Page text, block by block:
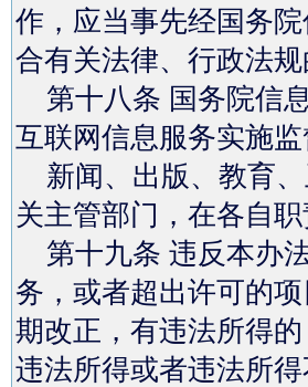
作，应当事先经国务
合有关法律、行政法规
第十八条 国务院信
互联网信息服务实施监
新闻、出版、教育、
关主管部门，在各自
第十九条 违反本办
务，或者超出许可的
期改正，有违法所得
违法所得或者违法所